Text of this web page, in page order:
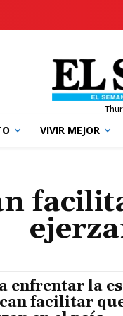
VIVIR MEJOR
enfrentar la
facilitar